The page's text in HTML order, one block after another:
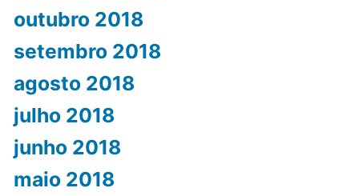
outubro 2018
setembro 2018
agosto 2018
julho 2018
junho 2018
maio 2018